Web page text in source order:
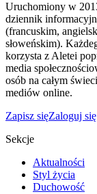
Uruchomiony w
dziennik
(francuskim,
słoweńskim).
korzysta z Aletei
media
osób na całym
mediów online.
Zapisz sięZaloguj się
Sekcje
Aktualności
Styl życia
Duchowość